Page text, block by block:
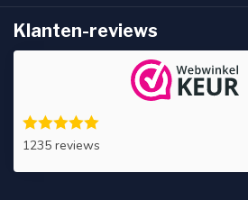
Klanten-reviews
1235 reviews